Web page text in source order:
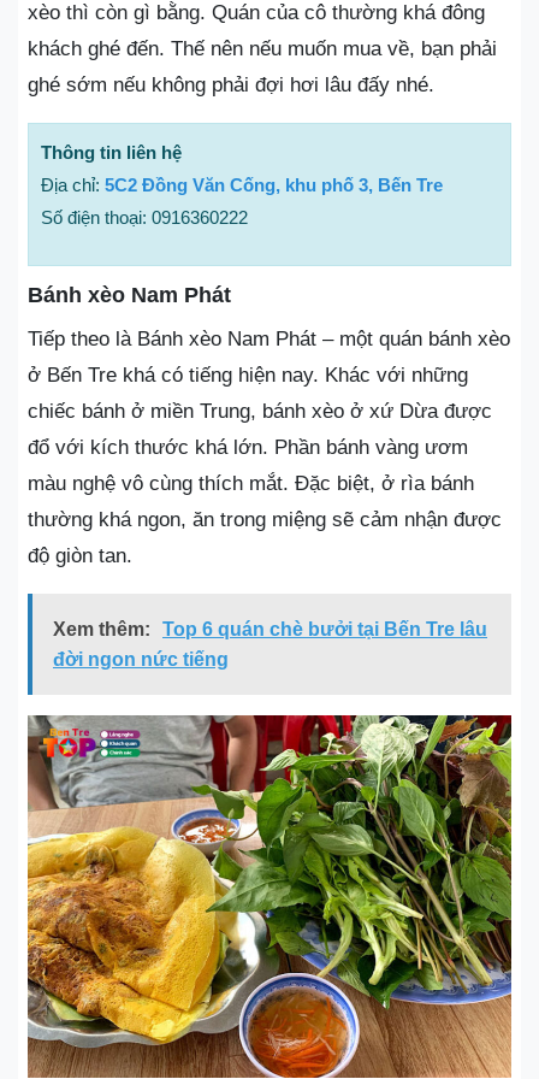
xèo thì còn gì bằng. Quán của cô thường khá đông
khách ghé đến. Thế nên nếu muốn mua về, bạn phải
ghé sớm nếu không phải đợi hơi lâu đấy nhé.
Thông tin liên hệ
Địa chỉ: 5C2 Đồng Văn Cống, khu phố 3, Bến Tre
Số điện thoại: 0916360222
Bánh xèo Nam Phát
Tiếp theo là Bánh xèo Nam Phát – một quán bánh xèo
ở Bến Tre khá có tiếng hiện nay. Khác với những
chiếc bánh ở miền Trung, bánh xèo ở xứ Dừa được
đổ với kích thước khá lớn. Phần bánh vàng ươm
màu nghệ vô cùng thích mắt. Đặc biệt, ở rìa bánh
thường khá ngon, ăn trong miệng sẽ cảm nhận được
độ giòn tan.
Xem thêm:
Top 6 quán chè bưởi tại Bến Tre lâu
đời ngon nức tiếng